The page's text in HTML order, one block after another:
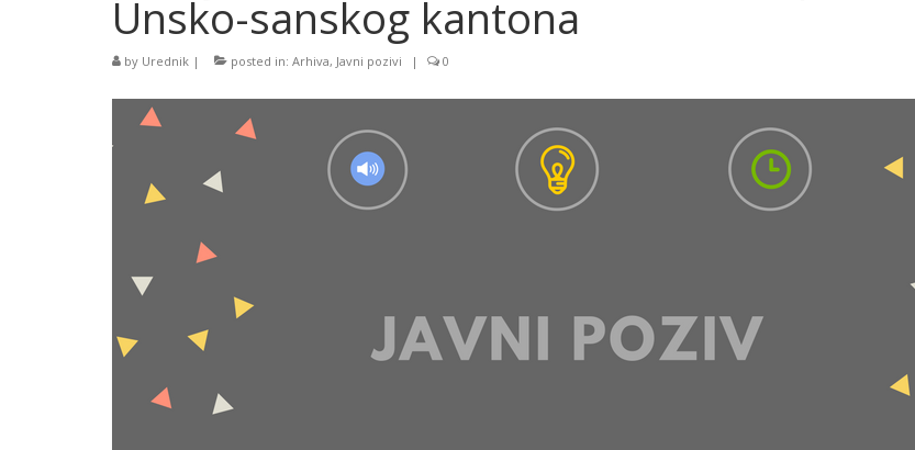
Unsko-sanskog kantona
by Urednik | posted in: Arhiva, Javni pozivi | 0